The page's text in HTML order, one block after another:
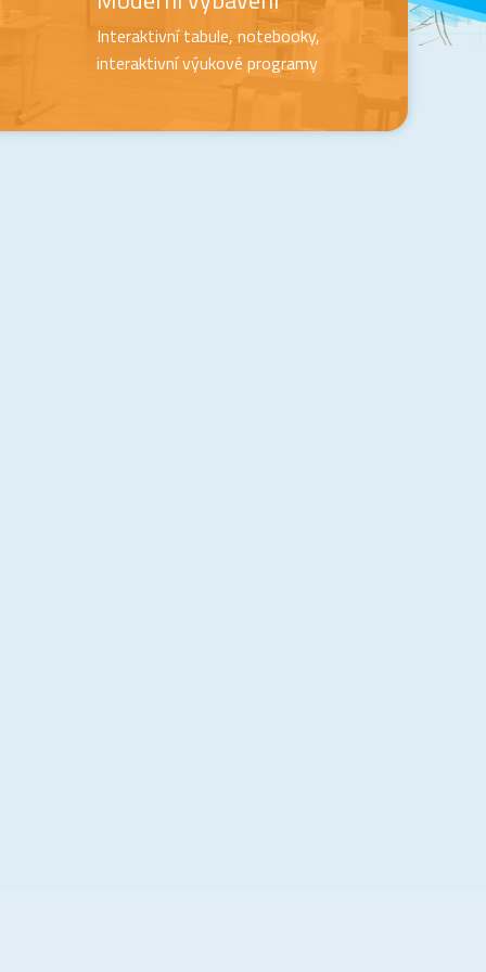
Interaktivní tabule, notebooky,
interaktivní výukové programy